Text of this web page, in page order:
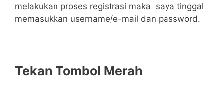
melakukan proses registrasi maka saya tinggal
memasukkan username/e-mail dan password.
Tekan Tombol Merah